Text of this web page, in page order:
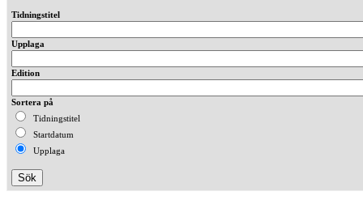
Tidningstitel
Upplaga
Edition
Sortera på
Tidningstitel
Startdatum
Upplaga